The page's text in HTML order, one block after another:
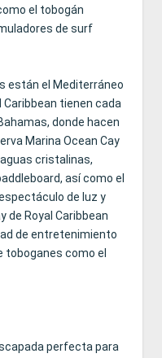
el tobogán
de surf
están el Mediterráneo
Caribbean tienen cada
donde hacen
Marina Ocean Cay
cristalinas,
así como el
de luz y
de Royal Caribbean
de entretenimiento
toboganes como el
perfecta para